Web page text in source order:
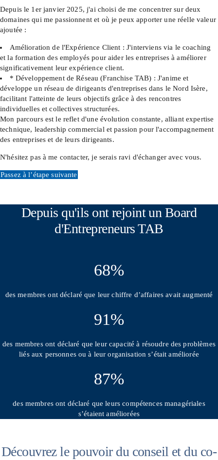
Depuis le 1er janvier 2025, j'ai choisi de me concentrer sur deux
domaines qui me passionnent et où je peux apporter une réelle valeur
ajoutée :
Amélioration de l'Expérience Client : J'interviens via le coaching
et la formation des employés pour aider les entreprises à améliorer
significativement leur expérience client.
* Développement de Réseau (Franchise TAB) : J'anime et
développe un réseau de dirigeants d'entreprises dans le Nord Isère,
facilitant l'atteinte de leurs objectifs grâce à des rencontres
individuelles et collectives structurées.
Mon parcours est le reflet d'une évolution constante, alliant expertise
technique, leadership commercial et passion pour l'accompagnement
des entreprises et de leurs dirigeants.
N'hésitez pas à me contacter, je serais ravi d'échanger avec vous.
Passez à l’étape suivante
Depuis qu'ils ont rejoint un Board
d'Entrepreneurs TAB
68%
des membres ont déclaré que leur chiffre d’affaires avait augmenté
91%
des membres ont déclaré que leur capacité à résoudre des problèmes
liés aux personnes ou à leur organisation s’était améliorée
87%
des membres ont déclaré que leurs compétences managériales
s’étaient améliorées
Découvrez le pouvoir du conseil et du co-